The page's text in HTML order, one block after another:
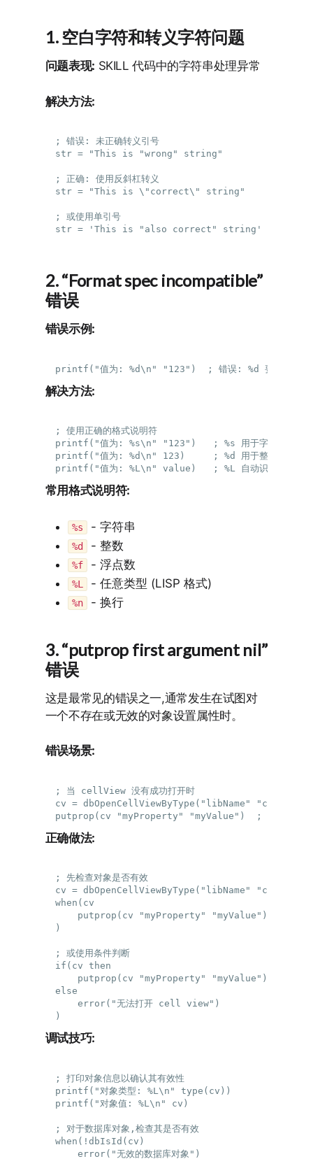
1. 空白字符和转义字符问题
问题表现: SKILL 代码中的字符串处理异常
解决方法:
; 错误: 未正确转义引号
str = "This is "wrong" string"
; 正确: 使用反斜杠转义
str = "This is \"correct\" string"
; 或使用单引号
2. “Format spec incompatible”
错误
错误示例:
解决方法:
; 使用正确的格式说明符
printf("值为: %s\n" "123")   ; %s 用于字符串
printf("值为: %d\n" 123)     ; %d 用于整数
常用格式说明符:
%s - 字符串
%d - 整数
%f - 浮点数
%L - 任意类型 (LISP 格式)
%n - 换行
3. “putprop first argument nil”
错误
这是最常见的错误之一,通常发生在试图对
一个不存在或无效的对象设置属性时。
错误场景:
; 当 cellView 没有成功打开时
cv = dbOpenCellViewByType("libName"
正确做法:
; 先检查对象是否有效
cv = dbOpenCellViewByType("libName"
when(cv
    putprop(cv "myProperty" "myValue")
)
; 或使用条件判断
if(cv then
    putprop(cv "myProperty" "myValue")
else
    error("无法打开 cell view")
调试技巧:
; 打印对象信息以确认其有效性
printf("对象类型: %L\n" type(cv))
printf("对象值: %L\n" cv)
; 对于数据库对象,检查其是否有效
when(!dbIsId(cv)
    error("无效的数据库对象")